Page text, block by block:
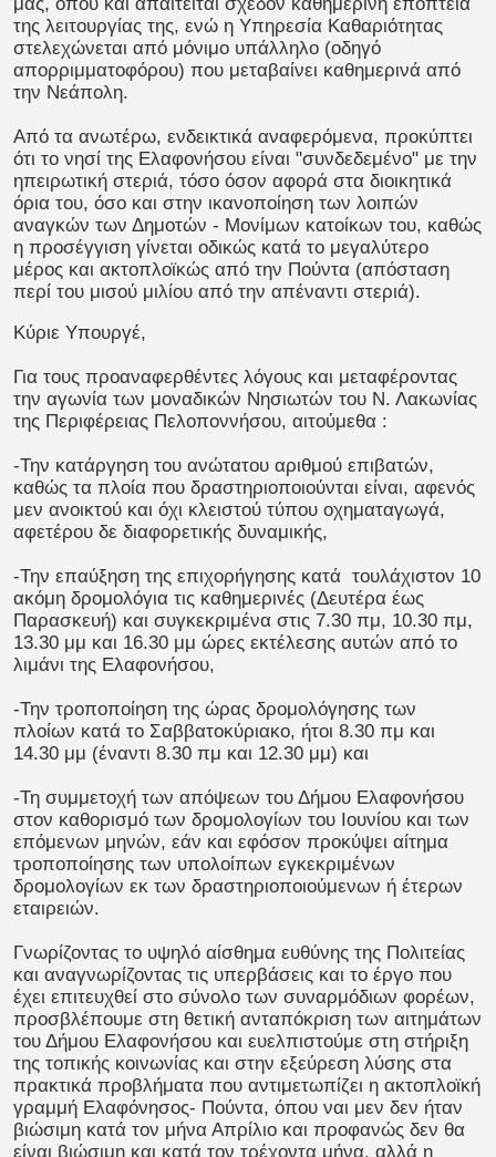
της λειτουργίας της, ενώ η Υπηρεσία Καθαριότητας
στελεχώνεται από μόνιμο υπάλληλο (οδηγό
απορριμματοφόρου) που μεταβαίνει καθημερινά από
την Νεάπολη.
Από τα ανωτέρω, ενδεικτικά αναφερόμενα, προκύπτει
ότι το νησί της Ελαφονήσου είναι "συνδεδεμένο" με την
ηπειρωτική στεριά, τόσο όσον αφορά στα διοικητικά
όρια του, όσο και στην ικανοποίηση των λοιπών
αναγκών των Δημοτών - Μονίμων κατοίκων του, καθώς
η προσέγγιση γίνεται οδικώς κατά το μεγαλύτερο
μέρος και ακτοπλοϊκώς από την Πούντα (απόσταση
περί του μισού μιλίου από την απέναντι στεριά).
Κύριε Υπουργέ,
Για τους προαναφερθέντες λόγους και μεταφέροντας
την αγωνία των μοναδικών Νησιωτών του Ν. Λακωνίας
της Περιφέρειας Πελοποννήσου, αιτούμεθα :
-Την κατάργηση του ανώτατου αριθμού επιβατών,
καθώς τα πλοία που δραστηριοποιούνται είναι, αφενός
μεν ανοικτού και όχι κλειστού τύπου οχηματαγωγά,
αφετέρου δε διαφορετικής δυναμικής,
-Την επαύξηση της επιχορήγησης κατά τουλάχιστον 10
ακόμη δρομολόγια τις καθημερινές (Δευτέρα έως
Παρασκευή) και συγκεκριμένα στις 7.30 πμ, 10.30 πμ,
13.30 μμ και 16.30 μμ ώρες εκτέλεσης αυτών από το
λιμάνι της Ελαφονήσου,
-Την τροποποίηση της ώρας δρομολόγησης των
πλοίων κατά το Σαββατοκύριακο, ήτοι 8.30 πμ και
14.30 μμ (έναντι 8.30 πμ και 12.30 μμ) και
-Τη συμμετοχή των απόψεων του Δήμου Ελαφονήσου
στον καθορισμό των δρομολογίων του Ιουνίου και των
επόμενων μηνών, εάν και εφόσον προκύψει αίτημα
τροποποίησης των υπολοίπων εγκεκριμένων
δρομολογίων εκ των δραστηριοποιούμενων ή έτερων
εταιρειών.
Γνωρίζοντας το υψηλό αίσθημα ευθύνης της Πολιτείας
και αναγνωρίζοντας τις υπερβάσεις και το έργο που
έχει επιτευχθεί στο σύνολο των συναρμόδιων φορέων,
προσβλέπουμε στη θετική ανταπόκριση των αιτημάτων
του Δήμου Ελαφονήσου και ευελπιστούμε στη στήριξη
της τοπικής κοινωνίας και στην εξεύρεση λύσης στα
πρακτικά προβλήματα που αντιμετωπίζει η ακτοπλοϊκή
γραμμή Ελαφόνησος- Πούντα, όπου ναι μεν δεν ήταν
βιώσιμη κατά τον μήνα Απρίλιο και προφανώς δεν θα
είναι βιώσιμη και κατά τον τρέχοντα μήνα, αλλά η